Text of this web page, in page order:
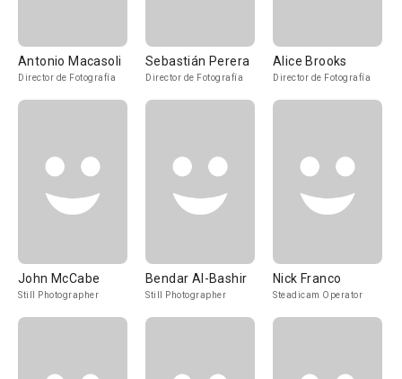
Antonio Macasoli
Director de Fotografía
Sebastián Perera
Director de Fotografía
Alice Brooks
Director de Fotografía
John McCabe
Still Photographer
Bendar Al-Bashir
Still Photographer
Nick Franco
Steadicam Operator